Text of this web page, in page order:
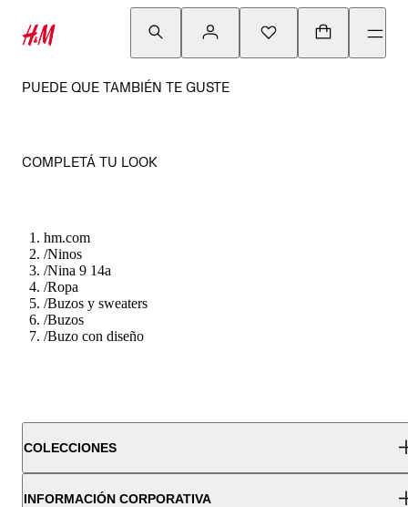
PUEDE QUE TAMBIÉN TE GUSTE
COMPLETÁ TU LOOK
hm.com
/Ninos
/Nina 9 14a
/Ropa
/Buzos y sweaters
/Buzos
/Buzo con diseño
COLECCIONES
INFORMACIÓN CORPORATIVA